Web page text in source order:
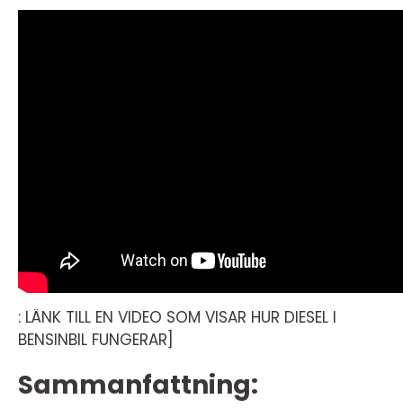
: LÄNK TILL EN VIDEO SOM VISAR HUR DIESEL I
BENSINBIL FUNGERAR]
Sammanfattning: